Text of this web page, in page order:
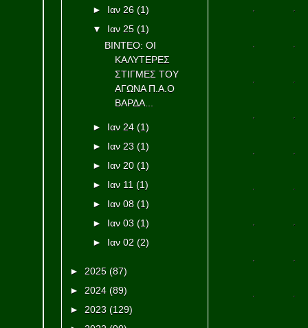
► Ιαν 26 (1)
▼
Ιαν 25 (1)
ΒΙΝΤΕΟ: ΟΙ
ΚΑΛΥΤΕΡΕΣ
ΣΤΙΓΜΕΣ ΤΟΥ
ΑΓΩΝΑ Π.Α.Ο
ΒΑΡΔΑ...
► Ιαν 24 (1)
► Ιαν 23 (1)
► Ιαν 20 (1)
► Ιαν 11 (1)
► Ιαν 08 (1)
► Ιαν 03 (1)
► Ιαν 02 (2)
► 2025 (87)
► 2024 (89)
► 2023 (129)